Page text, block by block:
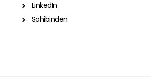
LinkedIn
Sahibinden